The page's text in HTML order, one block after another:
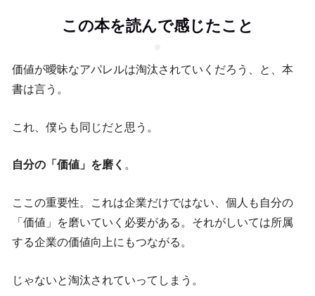
この本を読んで感じたこと
価値が曖昧なアパレルは淘汰されていくだろう、と、本
書は言う。
これ、僕らも同じだと思う。
自分の「価値」を磨く 。
ここの重要性。これは企業だけではない、個人も自分の
「価値」を磨いていく必要がある。それがしいては所属
する企業の価値向上にもつながる。
じゃないと淘汰されていってしまう。